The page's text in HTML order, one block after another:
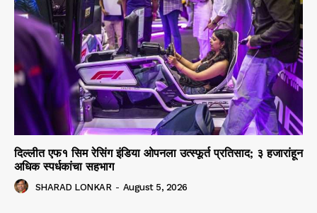
दिल्लीत एफ१ सिम रेसिंग इंडिया ओपनला उत्स्फूर्त प्रतिसाद; ३ हजारांहून
अधिक स्पर्धकांचा सहभाग
SHARAD LONKAR - August 5, 2026